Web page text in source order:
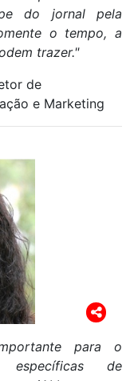
do jornal pela
o tempo, a
trazer."
de
e Marketing
para o
específicas de